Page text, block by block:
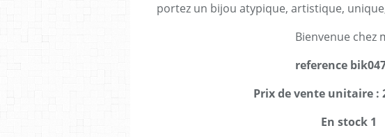
portez un bijou atypique, artistique,
Bienvenue chez
reference
Prix de vente unitaire :
En stock 1